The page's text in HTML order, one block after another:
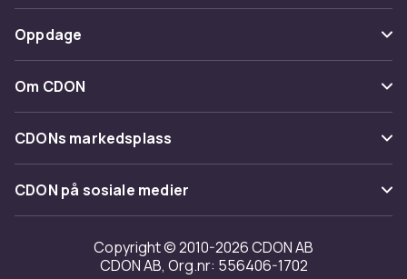
Spor pakke
Angre & returner her
Kontakt oss
Betaling
Levering
Tilbakekallinger
Oppdage
Kategorier
Varemerker
Om CDON
Om oss
Kundeanmeldelser
Jobbe på CDON
Investor relations
CDONs markedsplass
Merchant Help Center
CDON på sosiale medier
Copyright © 2010-2026 CDON AB
CDON AB, Org.nr: 556406-1702